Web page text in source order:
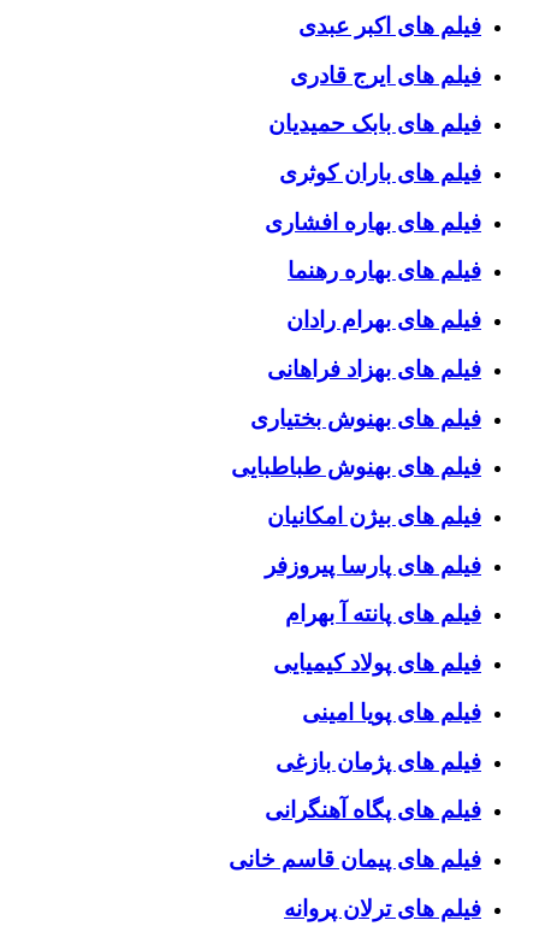
فیلم های اکبر عبدی
فیلم های ایرج قادری
فیلم های بابک حمیدیان
فیلم های باران کوثری
فیلم های بهاره افشاری
فیلم های بهاره رهنما
فیلم های بهرام رادان
فیلم های بهزاد فراهانی
فیلم های بهنوش بختیاری
فیلم های بهنوش طباطبایی
فیلم های بیژن امکانیان
فیلم های پارسا پیروزفر
فیلم های پانته آ بهرام
فیلم های پولاد کیمیایی
فیلم های پویا امینی
فیلم های پژمان بازغی
فیلم های پگاه آهنگرانی
فیلم های پیمان قاسم خانی
فیلم های ترلان پروانه